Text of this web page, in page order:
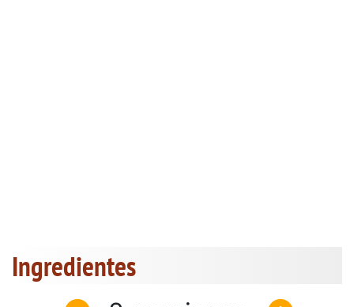
Ingredientes